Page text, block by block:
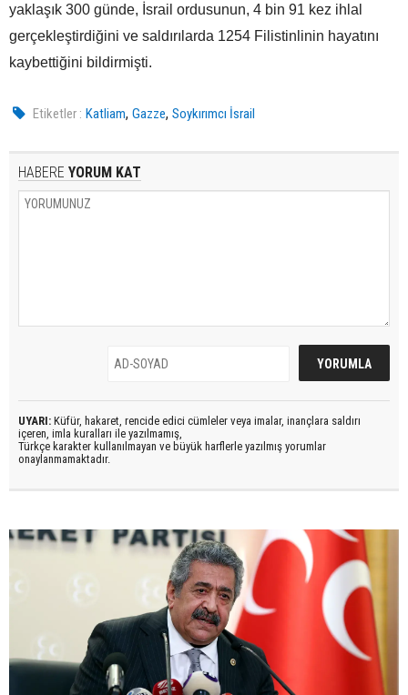
yaklaşık 300 günde, İsrail ordusunun, 4 bin 91 kez ihlal
gerçekleştirdiğini ve saldırılarda 1254 Filistinlinin hayatını
kaybettiğini bildirmişti.
Etiketler : Katliam,Gazze,Soykırımcı İsrail
HABERE YORUM KAT
UYARI: Küfür, hakaret, rencide edici cümleler veya imalar, inançlara saldırı
içeren, imla kuralları ile yazılmamış,
Türkçe karakter kullanılmayan ve büyük harflerle yazılmış yorumlar
onaylanmamaktadır.